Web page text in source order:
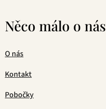
Něco málo o nás
O nás
Kontakt
Pobočky